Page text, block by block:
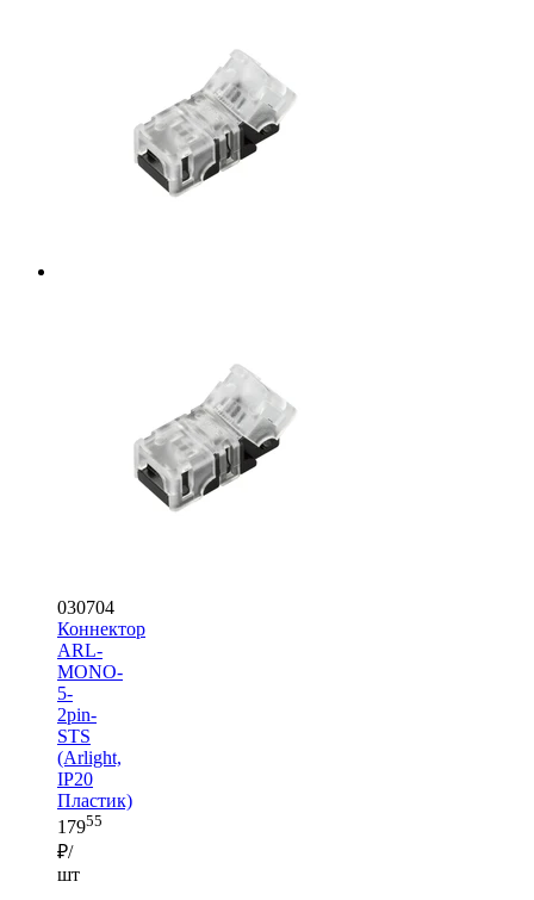
030704
Коннектор
ARL-
MONO-
5-
2pin-
STS
(Arlight,
IP20
Пластик)
17955
₽/
шт